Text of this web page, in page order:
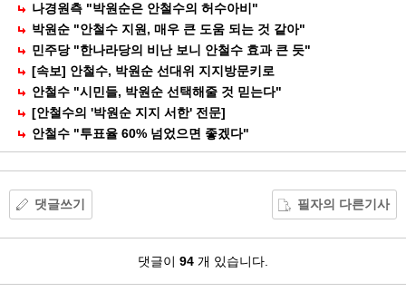
나경원측 "박원순은 안철수의 허수아비"
박원순 "안철수 지원, 매우 큰 도움 되는 것 같아"
민주당 "한나라당의 비난 보니 안철수 효과 큰 듯"
[속보] 안철수, 박원순 선대위 지지방문키로
안철수 "시민들, 박원순 선택해줄 것 믿는다"
[안철수의 '박원순 지지 서한' 전문]
안철수 "투표율 60% 넘었으면 좋겠다"
댓글쓰기 필자의 다른기사
글
댓글이 94 개 있습니다.